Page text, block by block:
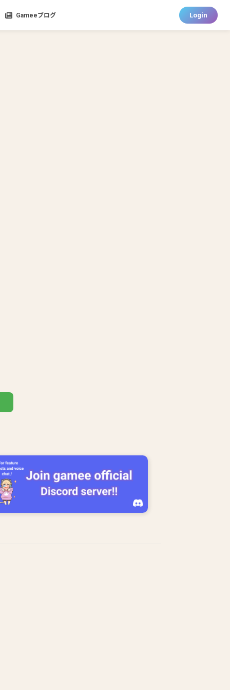
Gameeブログ Login